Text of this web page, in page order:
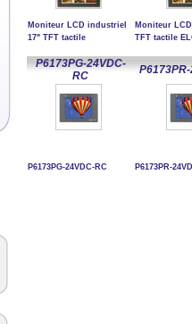
Moniteur LCD industriel
17" TFT tactile
Moniteur
TFT tactile
P6173PG-24VDC-
RC
P6173PG-24VDC-RC P6173PR-